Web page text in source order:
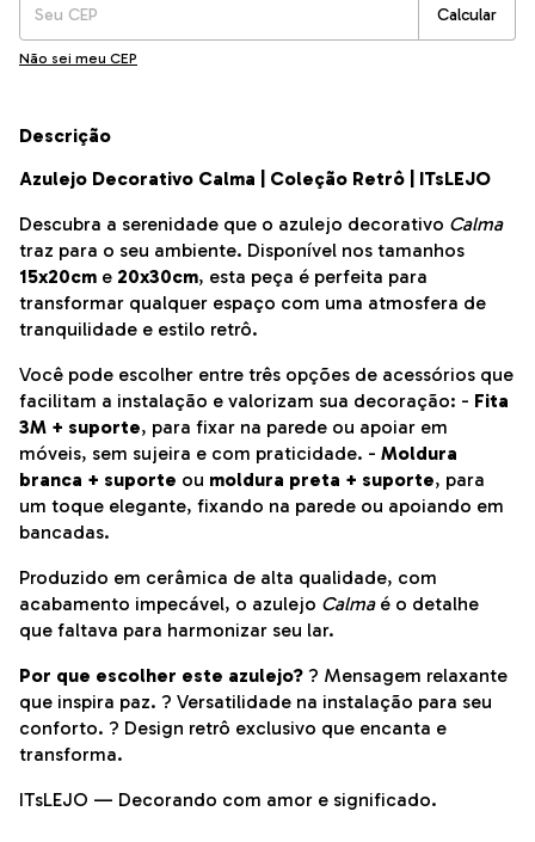
Calcular
Não sei meu CEP
Descrição
Azulejo Decorativo Calma | Coleção Retrô | ITsLEJO
Descubra a serenidade que o azulejo decorativo Calma
traz para o seu ambiente. Disponível nos tamanhos
15x20cm e 20x30cm, esta peça é perfeita para
transformar qualquer espaço com uma atmosfera de
tranquilidade e estilo retrô.
Você pode escolher entre três opções de acessórios que
facilitam a instalação e valorizam sua decoração: - Fita
3M + suporte, para fixar na parede ou apoiar em
móveis, sem sujeira e com praticidade. - Moldura
branca + suporte ou moldura preta + suporte, para
um toque elegante, fixando na parede ou apoiando em
bancadas.
Produzido em cerâmica de alta qualidade, com
acabamento impecável, o azulejo Calmaé o detalhe
que faltava para harmonizar seu lar.
Por que escolher este azulejo? ? Mensagem relaxante
que inspira paz. ? Versatilidade na instalação para seu
conforto. ? Design retrô exclusivo que encanta e
transforma.
ITsLEJO — Decorando com amor e significado.